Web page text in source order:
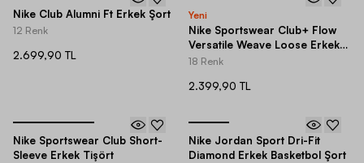
Nike Club Alumni Ft Erkek Şort
12 Renk
2.699,90 TL
Yeni
Nike Sportswear Club+ Flow
Versatile Weave Loose Erkek
Şort
18 Renk
2.399,90 TL
Nike Sportswear Club Short-
Sleeve Erkek Tişört
Nike Jordan Sport Dri-Fit
Diamond Erkek Basketbol Şort